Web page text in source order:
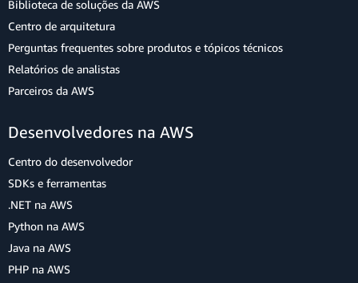
Biblioteca de soluções da AWS
Centro de arquitetura
Perguntas frequentes sobre produtos e tópicos técnicos
Relatórios de analistas
Parceiros da AWS
Desenvolvedores na AWS
Centro do desenvolvedor
SDKs e ferramentas
.NET na AWS
Python na AWS
Java na AWS
PHP na AWS